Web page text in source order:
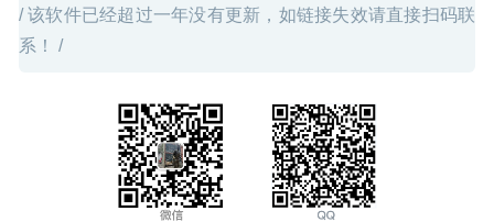
/ 该软件已经超过一年没有更新，如链接失效请直接扫码联
系！ /